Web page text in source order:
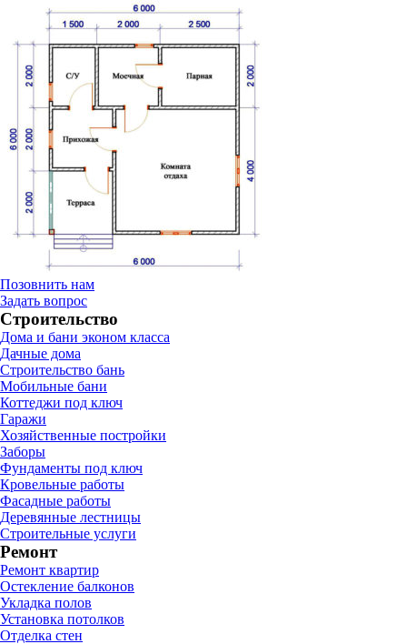
Позовнить нам
Задать вопрос
Строительство
Дома и бани эконом класса
Дачные дома
Строительство бань
Мобильные бани
Коттеджи под ключ
Гаражи
Хозяйственные постройки
Заборы
Фундаменты под ключ
Кровельные работы
Фасадные работы
Деревянные лестницы
Строительные услуги
Ремонт
Ремонт квартир
Остекление балконов
Укладка полов
Установка потолков
Отделка стен